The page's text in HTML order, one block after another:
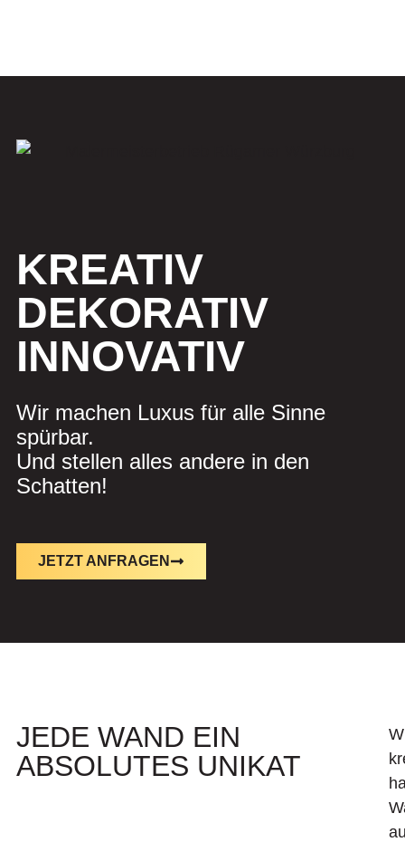
KREATIV
DEKORATIV
INNOVATIV
Wir machen Luxus für alle Sinne
spürbar.
Und stellen alles andere in den
Schatten!
JETZT ANFRAGEN
JEDE WAND EIN
ABSOLUTES UNIKAT